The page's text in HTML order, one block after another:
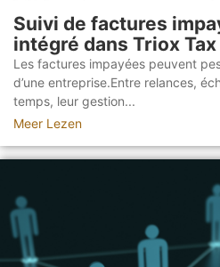
Suivi de factures
intégré dans Triox Tax
Les factures impayées peuvent
d’une entreprise.Entre relances,
temps, leur gestion...
Meer Lezen